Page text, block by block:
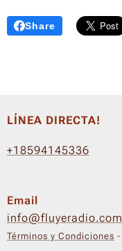
Share
LÍNEA DIRECTA!
+18594145336
Email
info@fluyeradio.com
Términos y Condiciones -